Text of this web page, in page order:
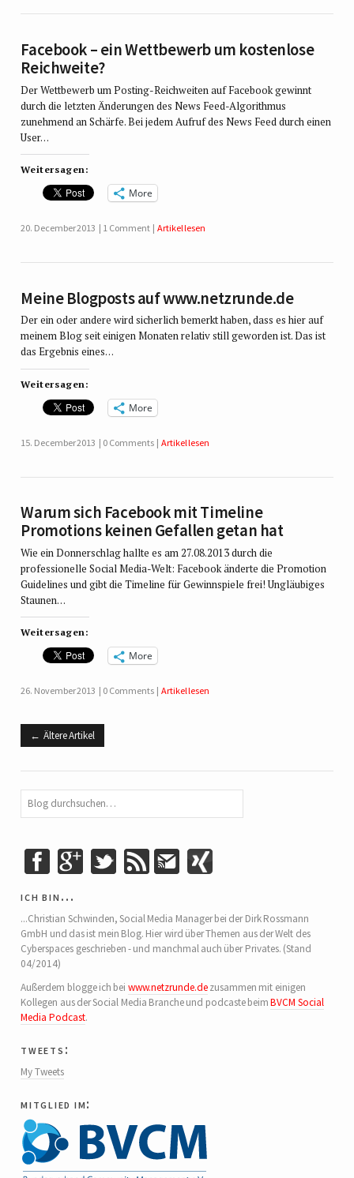
Facebook – ein Wettbewerb um kostenlose
Reichweite?
Der Wettbewerb um Posting-Reichweiten auf Facebook gewinnt
durch die letzten Änderungen des News Feed-Algorithmus
zunehmend an Schärfe. Bei jedem Aufruf des News Feed durch einen
User…
Weitersagen:
More
20. December 2013 1 Comment Artikel lesen
Meine Blogposts auf www.netzrunde.de
Der ein oder andere wird sicherlich bemerkt haben, dass es hier auf
meinem Blog seit einigen Monaten relativ still geworden ist. Das ist
das Ergebnis eines…
Weitersagen:
More
15. December 2013 0 Comments Artikel lesen
Warum sich Facebook mit Timeline
Promotions keinen Gefallen getan hat
Wie ein Donnerschlag hallte es am 27.08.2013 durch die
professionelle Social Media-Welt: Facebook änderte die Promotion
Guidelines und gibt die Timeline für Gewinnspiele frei! Ungläubiges
Staunen…
Weitersagen:
More
26. November 2013 0 Comments Artikel lesen
Ältere Artikel
ich bin…
...Christian Schwinden, Social Media Manager bei der Dirk Rossmann
GmbH und das ist mein Blog. Hier wird über Themen aus der Welt des
Cyberspaces geschrieben - und manchmal auch über Privates. (Stand
04/2014)
Außerdem blogge ich bei www.netzrunde.dezusammen mit einigen
Kollegen aus der Social Media Branche und podcaste beimBVCM Social
Media Podcast.
tweets:
My Tweets
mitglied im: